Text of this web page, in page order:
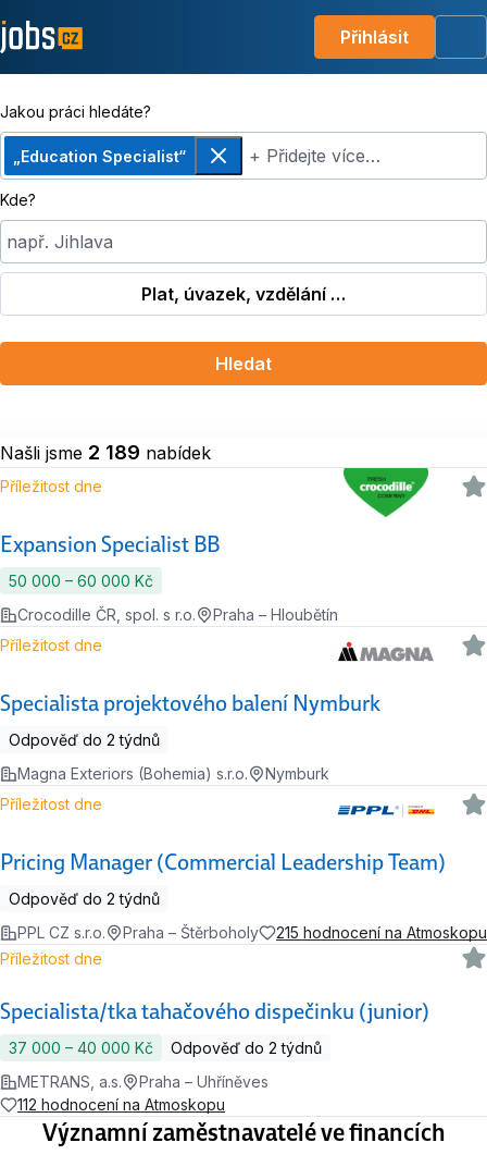
Přihlásit
Jakou práci hledáte?
„Education Specialist“
Odebrat+ Přidejte více…
Kde?
např. Jihlava
Plat, úvazek, vzdělání …
Hledat
Našli jsme 2 189 nabídek
Expansion Specialist BB
Příležitost dne
50 000 ‍–‍ 60 000 Kč
Crocodille ČR, spol. s r.o.
Praha – Hloubětín
Specialista projektového balení Nymburk
Příležitost dne
Odpověď do 2 týdnů
Magna Exteriors (Bohemia) s.r.o.
Nymburk
Pricing Manager (Commercial Leadership Team)
Příležitost dne
Odpověď do 2 týdnů
PPL CZ s.r.o.
Praha – Štěrboholy 215 hodnocení na Atmoskopu
Specialista/tka tahačového dispečinku (junior)
Příležitost dne
37 000 ‍–‍ 40 000 Kč
Odpověď do 2 týdnů
METRANS, a.s.
Praha – Uhříněves
112 hodnocení na Atmoskopu
Významní zaměstnavatelé ve financích